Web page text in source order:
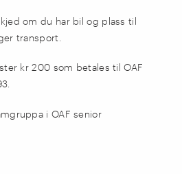
om du har bil og plass til
transport
kr 200 som betales tilOAF
a i OAF senior